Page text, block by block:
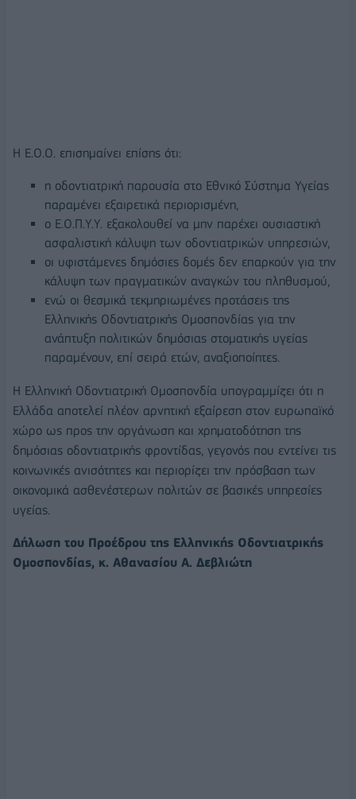
Η Ε.Ο.Ο. επισημαίνει επίσης ότι:
η οδοντιατρική παρουσία στο Εθνικό Σύστημα Υγείας
παραμένει εξαιρετικά περιορισμένη,
ο Ε.Ο.Π.Υ.Υ. εξακολουθεί να μην παρέχει ουσιαστική
ασφαλιστική κάλυψη των οδοντιατρικών υπηρεσιών,
οι υφιστάμενες δημόσιες δομές δεν επαρκούν για την
κάλυψη των πραγματικών αναγκών του πληθυσμού,
ενώ οι θεσμικά τεκμηριωμένες προτάσεις της
Ελληνικής Οδοντιατρικής Ομοσπονδίας για την
ανάπτυξη πολιτικών δημόσιας στοματικής υγείας
παραμένουν, επί σειρά ετών, αναξιοποίητες.
Η Ελληνική Οδοντιατρική Ομοσπονδία υπογραμμίζει ότι η
Ελλάδα αποτελεί πλέον αρνητική εξαίρεση στον ευρωπαϊκό
χώρο ως προς την οργάνωση και χρηματοδότηση της
δημόσιας οδοντιατρικής φροντίδας, γεγονός που εντείνει τις
κοινωνικές ανισότητες και περιορίζει την πρόσβαση των
οικονομικά ασθενέστερων πολιτών σε βασικές υπηρεσίες
υγείας.
Δήλωση του Προέδρου της Ελληνικής Οδοντιατρικής
Ομοσπονδίας, κ. Αθανασίου Α. Δεβλιώτη